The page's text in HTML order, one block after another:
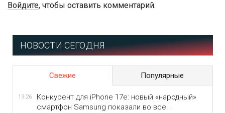
Войдите, чтобы оставить комментарий.
НОВОСТИ СЕГОДНЯ
Свежие Популярные
13:26
Конкурент для iPhone 17e: новый «народный»
смартфон Samsung показали во все...